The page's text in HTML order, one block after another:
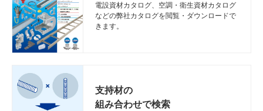
電設資材カタログ、空調・衛生資材カタログ
などの弊社カタログを閲覧・ダウンロードで
きます。
支持材の
組み合わせで検索